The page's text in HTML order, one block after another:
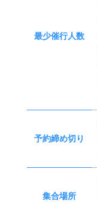
最少催行人数
予約締め切り
集合場所